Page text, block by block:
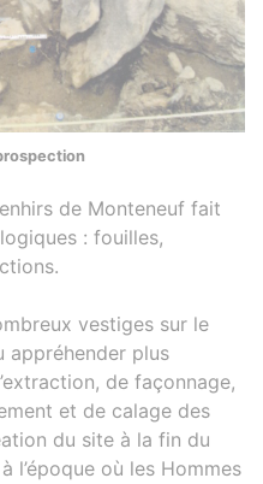
de Monteneuf fait
: fouilles,
vestiges sur le
appréhender plus
de façonnage,
et de calage des
du site à la fin du
l’époque où les Hommes